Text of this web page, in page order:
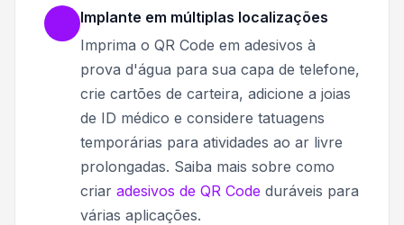
Implante em múltiplas localizações
Imprima o QR Code em adesivos à
prova d'água para sua capa de telefone,
crie cartões de carteira, adicione a joias
de ID médico e considere tatuagens
temporárias para atividades ao ar livre
prolongadas. Saiba mais sobre como
criar adesivos de QR Code duráveis para
várias aplicações.